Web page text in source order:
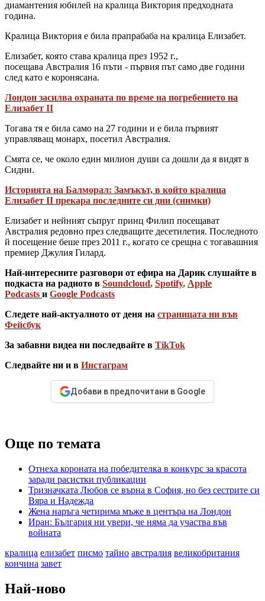
диамантения юбилей на кралица Виктория предходната
година.
Кралица Виктория е била прапрабаба на кралица Елизабет.
Елизабет, която става кралица през 1952 г.,
посещава Австралия 16 пъти - първия път само две години
след като е коронясана.
Лондон засилва охраната по време на погребението на
Елизабет II
Тогава тя е била само на 27 години и е била първият
управляващ монарх, посетил Австралия.
Смята се, че около един милион души са дошли да я видят в
Сидни.
Историята на Балморал: Замъкът, в който кралица
Елизабет II прекара последните си дни (снимки)
Елизабет и нейният съпруг принц Филип посещават
Австралия редовно през следващите десетилетия. Последното
й посещение беше през 2011 г., когато се срещна с тогавашния
премиер Джулия Гилард.
Най-интересните разговори от ефира на Дарик слушайте в
подкаста на радиото в Soundcloud, Spotify, Apple
Podcasts и Google Podcasts
Следете най-актуалното от деня на страницата ни във
Фейсбук
За забавни видеа ни последвайте в TikTok
Следвайте ни и в Инстаграм
Добави в предпочитани в Google
Още по темата
Отнеха короната на победителка в конкурс за красота
заради расистки публикации
Тризначката Любов се върна в София, но без сестрите си
Вяра и Надежда
Жена наръга четирима мъже в центъра на Лондон
Иран: България ни увери, че няма да участва във
войната
кралица елизабет писмо тайно австралия великобритания
кончина завет
Най-ново